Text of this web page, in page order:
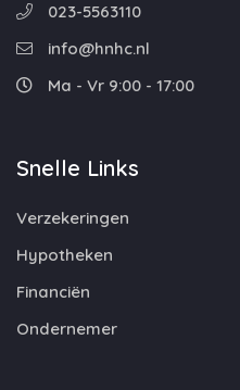
023-5563110
info@hnhc.nl
Ma - Vr 9:00 - 17:00
Snelle Links
Verzekeringen
Hypotheken
Financiën
Ondernemer